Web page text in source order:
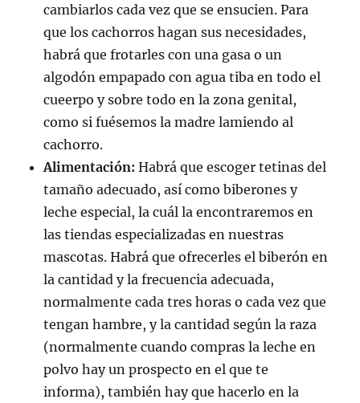
cambiarlos cada vez que se ensucien. Para
que los cachorros hagan sus necesidades,
habrá que frotarles con una gasa o un
algodón empapado con agua tiba en todo el
cueerpo y sobre todo en la zona genital,
como si fuésemos la madre lamiendo al
cachorro.
Alimentación: Habrá que escoger tetinas del
tamaño adecuado, así como biberones y
leche especial, la cuál la encontraremos en
las tiendas especializadas en nuestras
mascotas. Habrá que ofrecerles el biberón en
la cantidad y la frecuencia adecuada,
normalmente cada tres horas o cada vez que
tengan hambre, y la cantidad según la raza
(normalmente cuando compras la leche en
polvo hay un prospecto en el que te
informa), también hay que hacerlo en la